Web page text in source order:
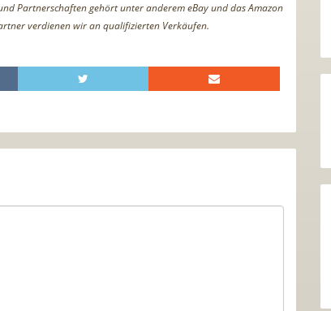
Partnerschaften gehört unter anderem eBay und das Amazon
verdienen wir an qualifizierten Verkäufen.